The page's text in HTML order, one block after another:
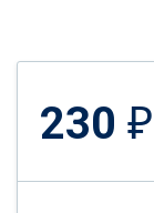
230 ₽